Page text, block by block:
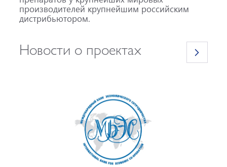
производителей крупнейшим российским
дистрибьютором.
Новости о проектах